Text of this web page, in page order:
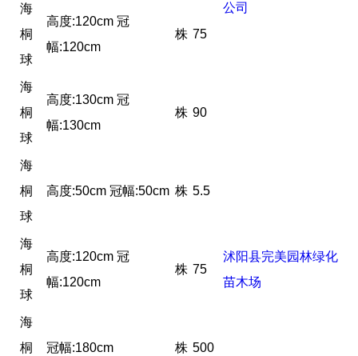
公司
海
桐
球
高度:120cm 冠
幅:120cm
株 75
海
桐
球
高度:130cm 冠
幅:130cm
株 90
海
桐
球
高度:50cm 冠幅:50cm 株 5.5
沭阳县完美园林绿化
苗木场
海
桐
球
高度:120cm 冠
幅:120cm
株 75
海
桐
冠幅:180cm 株 500